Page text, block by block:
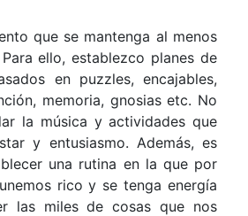
que se mantenga al menos
ello, establezco planes de
en puzzles, encajables,
memoria, gnosias etc. No
la música y actividades que
y entusiasmo. Además, es
una rutina en la que por
rico y se tenga energía
las miles de cosas que nos